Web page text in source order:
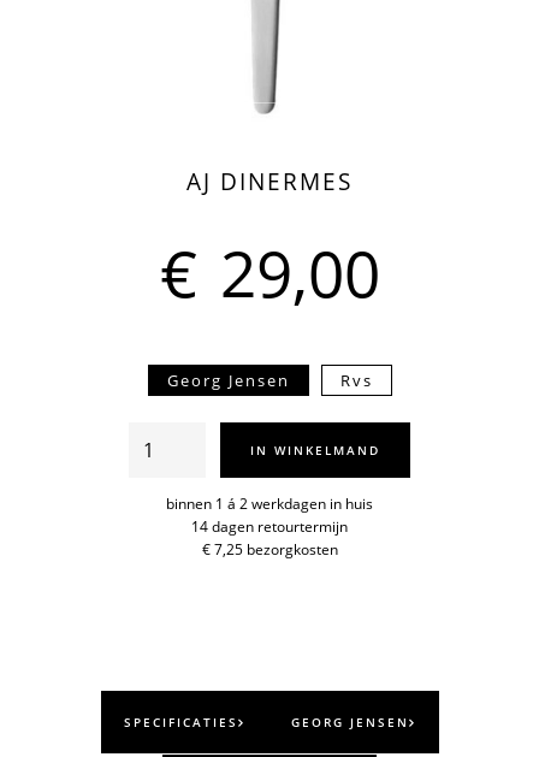
AJ DINERMES
€ 29,00
Georg Jensen Rvs
AJ
dinermes
aantal
IN WINKELMAND
binnen 1 á 2 werkdagen in huis
14 dagen retourtermijn
€ 7,25 bezorgkosten
SPECIFICATIES GEORG JENSEN